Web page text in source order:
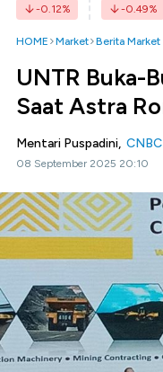
-0.12% -0.49%
HOME Market Berita Market
UNTR Buka-
Saat Astra
Mentari Puspadini,
08 September 2025 20:10